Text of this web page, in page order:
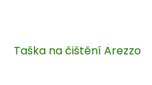
Taška na čištění Arezzo